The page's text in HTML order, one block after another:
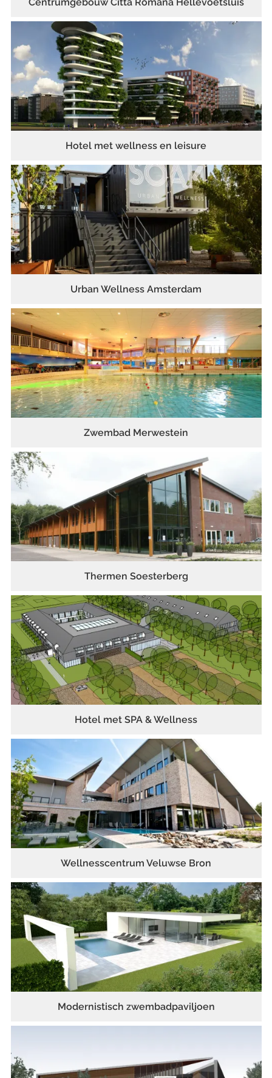
Hotel met wellness en leisure
Urban Wellness Amsterdam
Zwembad Merwestein
Thermen Soesterberg
Hotel met SPA & Wellness
Wellnesscentrum Veluwse Bron
Modernistisch zwembadpaviljoen